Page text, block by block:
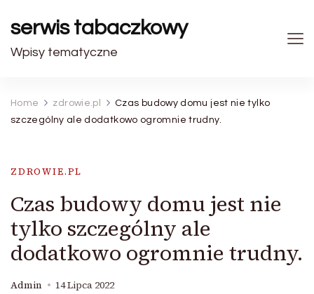
serwis tabaczkowy
Wpisy tematyczne
Home zdrowie.pl
Czas budowy domu jest nie tylko
szczególny ale dodatkowo ogromnie trudny.
ZDROWIE.PL
Czas budowy domu jest nie
tylko szczególny ale
dodatkowo ogromnie trudny.
Admin 14 Lipca 2022